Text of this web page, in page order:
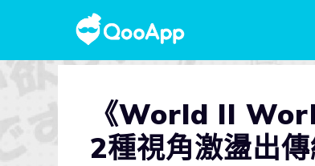
《World II
2種視角激盪出